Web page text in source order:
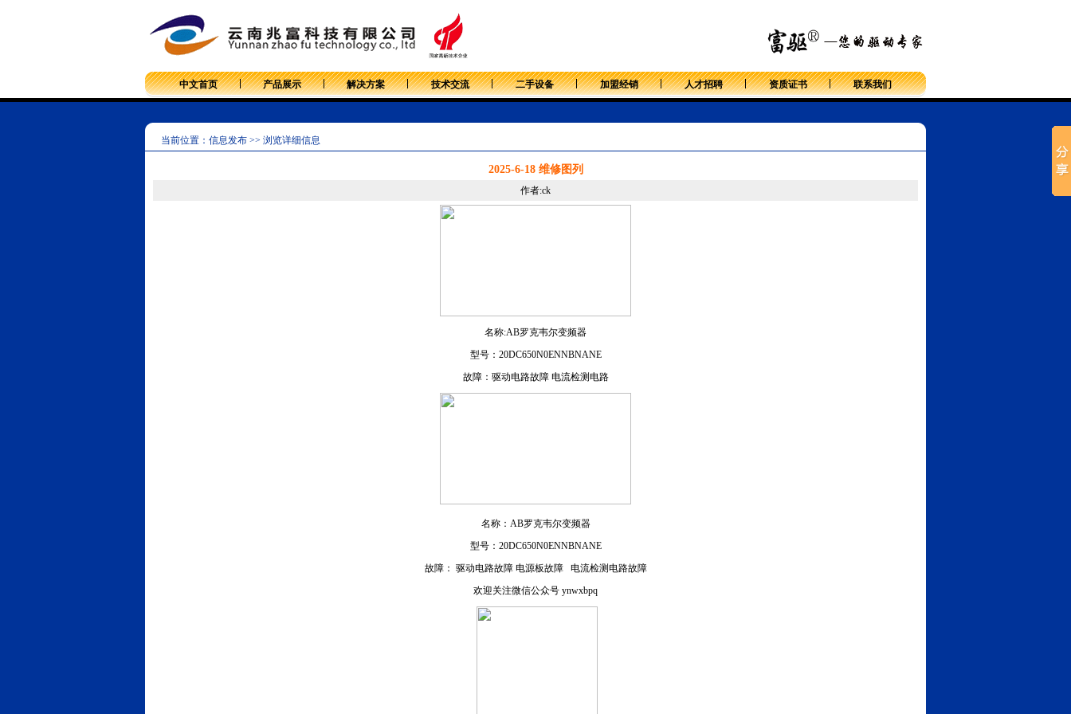
中文首页 产品展示 解决方案 技术交流 二手设备 加盟经销 人才招聘 资质证书 联系我们
当前位置：信息发布 >> 浏览详细信息
2025-6-18 维修图列
作者:ck
名称:AB罗克韦尔变频器
型号： 20DC650N0ENNBNANE
故障：驱动电路故障 电流检测电路
名称：AB罗克韦尔变频器
型号： 20DC650N0ENNBNANE
故障： 驱动电路故障 电源板故障 电流检测电路故障
欢迎关注微信公众号 ynwxbpq